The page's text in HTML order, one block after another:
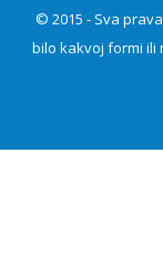
© 2015 - Sva
bilo kakvoj formi ili